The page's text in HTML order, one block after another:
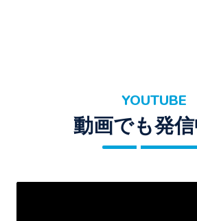
YOUTUBE
動画でも発信